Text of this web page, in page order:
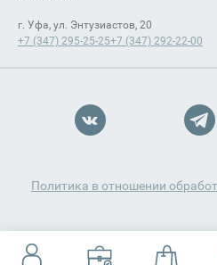
г. Уфа, ул. Энтузиастов, 20
+7 (347) 295-25-25+7 (347) 292-22-00
Политика в отношении